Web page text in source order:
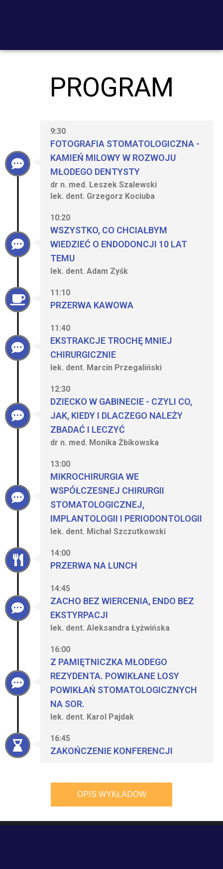
PROGRAM
9:30
FOTOGRAFIA STOMATOLOGICZNA -
KAMIEŃ MILOWY W ROZWOJU
MŁODEGO DENTYSTY
dr n. med. Leszek Szalewski
lek. dent. Grzegorz Kociuba
10:20
WSZYSTKO, CO CHCIAŁBYM
WIEDZIEĆ O ENDODONCJI 10 LAT
TEMU
lek. dent. Adam Zyśk
11:10
PRZERWA KAWOWA
11:40
EKSTRAKCJE TROCHĘ MNIEJ
CHIRURGICZNIE
lek. dent. Marcin Przegaliński
12:30
DZIECKO W GABINECIE - CZYLI CO,
JAK, KIEDY I DLACZEGO NALEŻY
ZBADAĆ I LECZYĆ
dr n. med. Monika Żbikowska
13:00
MIKROCHIRURGIA WE
WSPÓŁCZESNEJ CHIRURGII
STOMATOLOGICZNEJ,
IMPLANTOLOGII I PERIODONTOLOGII
lek. dent. Michał Szczutkowski
14:00
PRZERWA NA LUNCH
14:45
ZACHO BEZ WIERCENIA, ENDO BEZ
EKSTYRPACJI
lek. dent. Aleksandra Łyżwińska
16:00
Z PAMIĘTNICZKA MŁODEGO
REZYDENTA. POWIKŁANE LOSY
POWIKŁAŃ STOMATOLOGICZNYCH
NA SOR.
lek. dent. Karol Pajdak
16:45
ZAKOŃCZENIE KONFERENCJI